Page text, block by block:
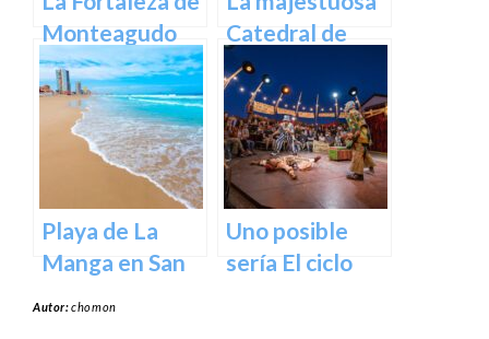
Monteagudo
Catedral de
Murcia: un
tesoro
arquitectónico
y cultural
Playa de La
Manga en San
Uno posible
sería El ciclo
Autor:chomon